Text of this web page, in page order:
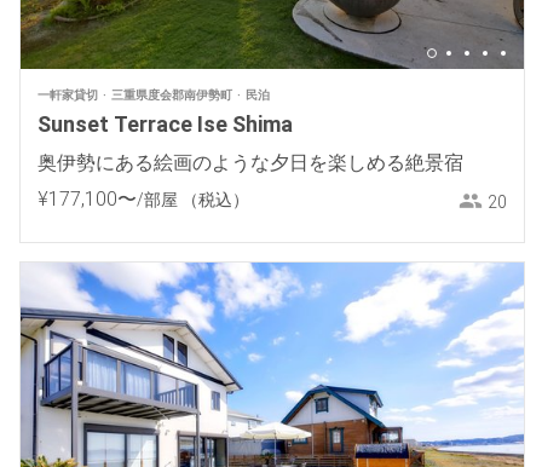
一軒家貸切 三重県度会郡南伊勢町 民泊
Sunset Terrace Ise Shima
奥伊勢にある絵画のような夕日を楽しめる絶景宿
¥177,100〜/部屋 （税込） 20